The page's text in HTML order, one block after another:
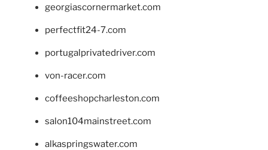
georgiascornermarket.com
perfectfit24-7.com
portugalprivatedriver.com
von-racer.com
coffeeshopcharleston.com
salon104mainstreet.com
alkaspringswater.com